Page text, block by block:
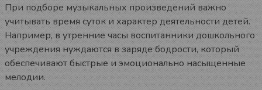
При подборе музыкальных произведений важно
учитывать время суток и характер деятельности детей.
Например, в утренние часы воспитанники дошкольного
учреждения нуждаются в заряде бодрости, который
обеспечивают быстрые и эмоционально насыщенные
мелодии.